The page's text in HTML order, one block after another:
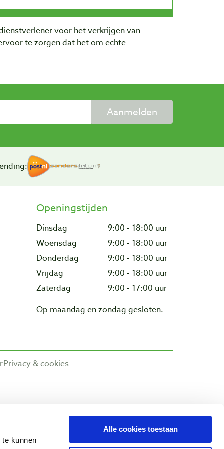
kunnen
Alle cookies toestaan
voor het verkrijgen van
te zorgen dat het om echte
Aanmelden
Openingstijden
Dinsdag
9:00 - 18:00 uur
Woensdag
9:00 - 18:00 uur
Donderdag
9:00 - 18:00 uur
Vrijdag
9:00 - 18:00 uur
Zaterdag
9:00 - 17:00 uur
Op maandag en zondag gesloten.
Privacy & cookies